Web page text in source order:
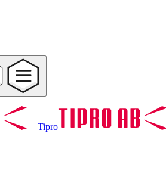
Tipro